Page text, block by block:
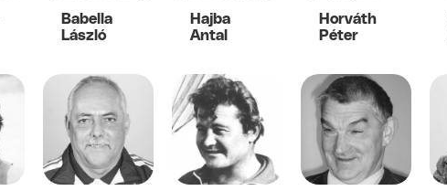
Babella
László
Hajba
Antal
Horváth
Péter